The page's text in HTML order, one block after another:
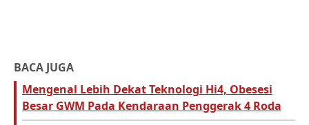
BACA JUGA
Mengenal Lebih Dekat Teknologi Hi4, Obesesi
Besar GWM Pada Kendaraan Penggerak 4 Roda